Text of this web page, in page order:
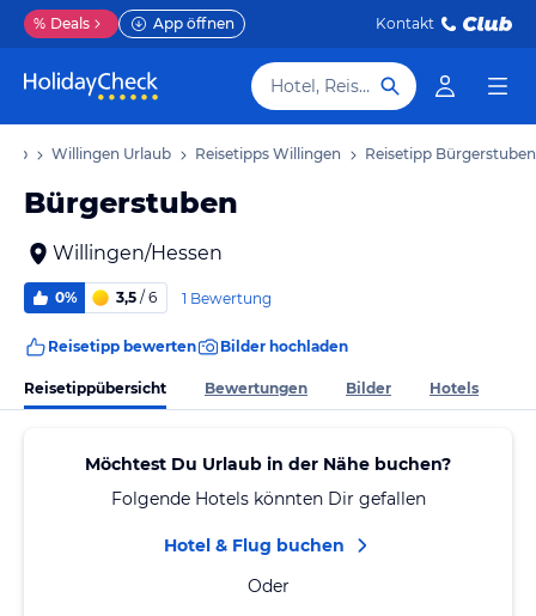
% Deals App öffnen Kontakt
Hotel, Reiseziel
Willingen Urlaub Reisetipps Willingen Reisetipp Bürgerstuben
Bürgerstuben
Willingen/Hessen
0% 3,5 / 6 1 Bewertung
Reisetipp bewerten Bilder hochladen
Reisetippübersicht Bewertungen Bilder Hotels
Möchtest Du Urlaub in der Nähe buchen?
Folgende Hotels könnten Dir gefallen
Hotel & Flug buchen
Oder